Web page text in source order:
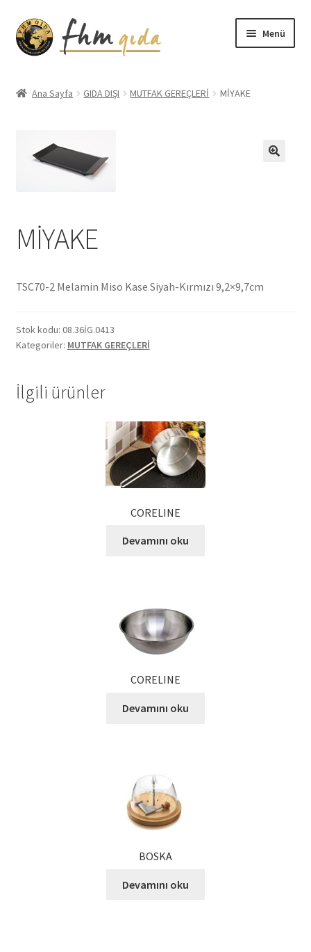
Dolaşıma
geç
İçeriğe
geç
Menü
Anatolia Katalog
Aydınlatma Metni
Covid-19 Önlemleri
Ekol Katalog
Hint Mutfağı
Ana Sayfa GIDA DIŞI MUTFAK GEREÇLERİ MİYAKE
MİYAKE
TSC70-2 Melamin Miso Kase Siyah-Kırmızı 9,2×9,7cm
Stok kodu: 08.36İG.0413
Kategoriler: MUTFAK GEREÇLERİ
İlgili ürünler
CORELINE
Devamını oku
CORELINE
Devamını oku
BOSKA
Devamını oku